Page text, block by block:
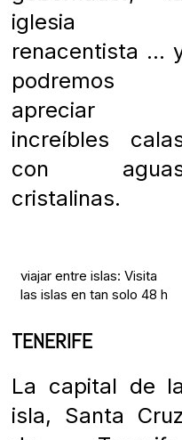
iglesia
renacentista …
podremos
apreciar
increíbles
con
cristalinas.
viajar entre islas: Visita
las islas en tan solo 48 h
TENERIFE
La capital de la
isla, Santa Cruz